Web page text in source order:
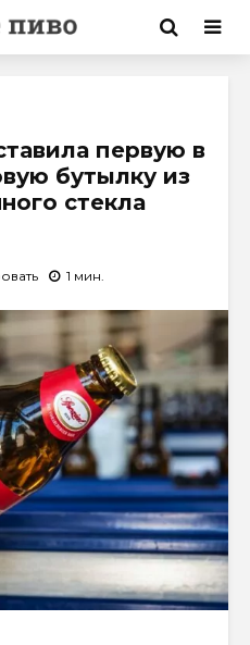
первую в
бутылку из
стекла
1 мин.